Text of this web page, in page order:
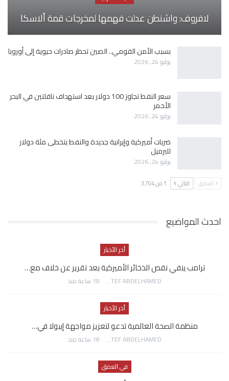
لافروف: واشنطن عدلت فهمها لمخرجات قمة ألاسكا
بسبب الأمن القومي.. الصين تحظر صادرات حيوية إلى أوروبا
يوليو 24, 2026
سعر النفط تجاوز 100 دولار بعد استهداف ناقلتين في البحر
الأحمر
يوليو 24, 2026
ضربات أميركية وإيرانية جديدة والنفط يتخطى مئة دولار
للبرميل
يوليو 24, 2026
السابق التالي 1 من 3٬704
احدث المواضيع
أخر الأخبار
ترامب ينفي نقص الذخائر الأميركية بعد تقرير عن خلاف مع…
AWATEF ABDELHAMED 18 ساعة منذ
أخر الأخبار
منظمة الصحة العالمية تدعو لتعزيز مواجهة إيبولا في…
AWATEF ABDELHAMED 18 ساعة منذ
في العمق